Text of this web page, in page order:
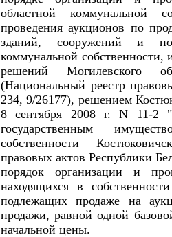
областной коммунальной
проведения аукционов по
зданий, сооружений и
коммунальной
решений Могилевского
(Национальный реестр
234, 9/26177), решением
8 сентября 2008 г. N 11-2
государственным
собственности
правовых актов Республики
порядок организации и
находящихся в
подлежащих продаже на
продажи, равной одной
начальной цены.